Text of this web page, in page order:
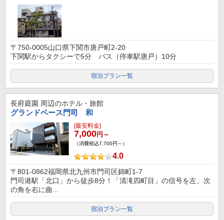
〒750-0005山口県下関市唐戸町2-20
下関駅からタクシーで5分 バス（停車駅唐戸）10分
宿泊プラン一覧
長府庭園 周辺のホテル・旅館
グランドベース門司 和
[最安料金]
7,000円～
（消費税込7,700円～）
4.0
〒801-0862福岡県北九州市門司区錦町1-7
門司港駅「北口」から徒歩8分！「清滝四町目」の信号を左、次
の角を右に曲...
宿泊プラン一覧